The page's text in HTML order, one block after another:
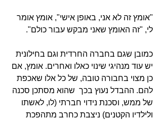
"אומץ זה לא אני, באופן אישי", אומץ אומר
לי, "זה האומץ שאני מבקש עבור כולם".
כמובן שגם בחברה החרדית וגם בחילונית
יש עוד מנהיגי שינוי כאלו ואחרים. אומץ, אם
כן מצוי בחבורה טובה, של כל אלו שאכפת
להם. ההבדל נעוץ בכך  שהוא מסתכן סכנה
של ממש, וסכנת נידוי חברתי (לו, לאשתו
ולילדיו הקטנים) ניצבת כחרב מתהפכת